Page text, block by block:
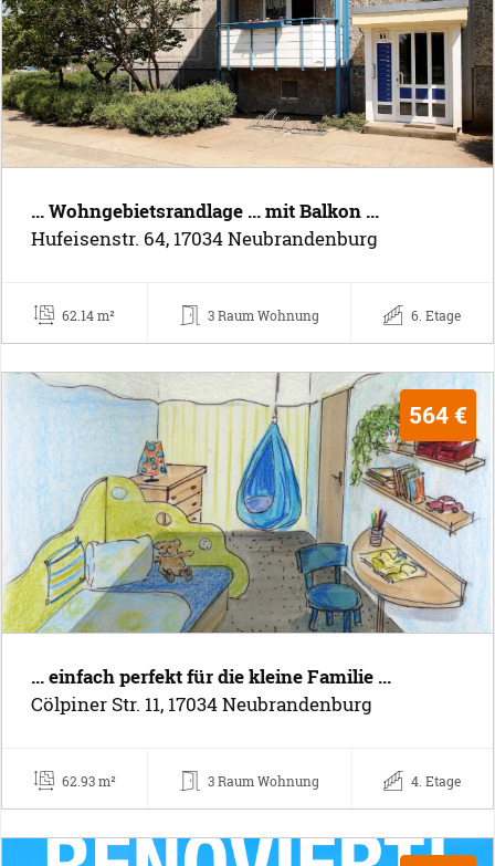
... Wohngebietsrandlage ... mit Balkon ...
Hufeisenstr. 64, 17034 Neubrandenburg
62.14 m² 3 Raum Wohnung 6. Etage
564 €
... einfach perfekt für die kleine Familie ...
Cölpiner Str. 11, 17034 Neubrandenburg
62.93 m² 3 Raum Wohnung 4. Etage